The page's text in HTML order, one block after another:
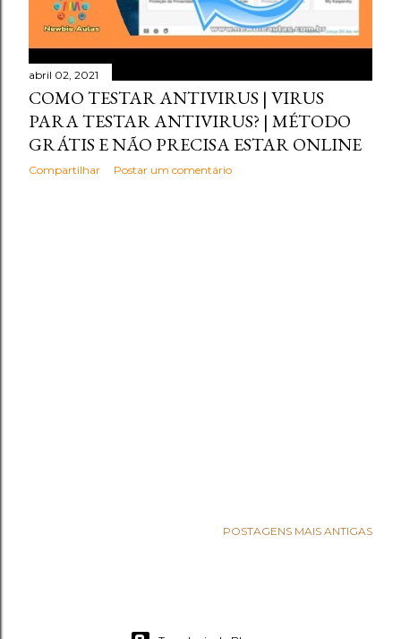
abril 02, 2021
COMO TESTAR ANTIVIRUS | VIRUS
PARA TESTAR ANTIVIRUS? | MÉTODO
GRÁTIS E NÃO PRECISA ESTAR ONLINE
Compartilhar Postar um comentário
POSTAGENS MAIS ANTIGAS